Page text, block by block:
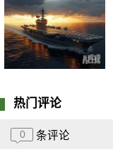
热门评论
0 条评论